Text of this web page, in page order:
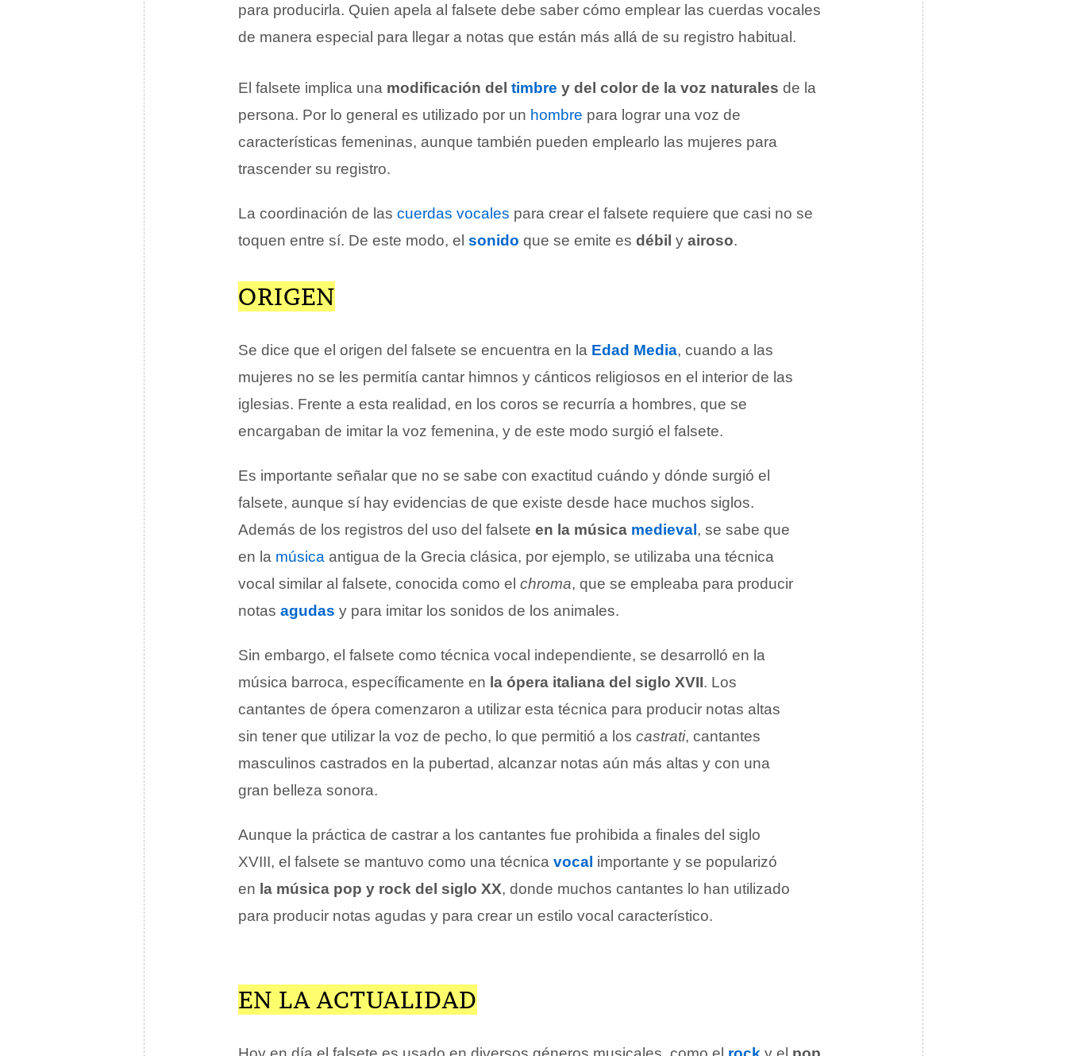
para producirla. Quien apela al falsete debe saber cómo emplear las cuerdas vocales
de manera especial para llegar a notas que están más allá de su registro habitual.
El falsete implica una modificación del timbre y del color de la voz naturales de la
persona. Por lo general es utilizado por un hombre para lograr una voz de
características femeninas, aunque también pueden emplearlo las mujeres para
trascender su registro.
La coordinación de las cuerdas vocales para crear el falsete requiere que casi no se
toquen entre sí. De este modo, el sonido que se emite es débil y airoso.
ORIGEN
Se dice que el origen del falsete se encuentra en la Edad Media, cuando a las
mujeres no se les permitía cantar himnos y cánticos religiosos en el interior de las
iglesias. Frente a esta realidad, en los coros se recurría a hombres, que se
encargaban de imitar la voz femenina, y de este modo surgió el falsete.
Es importante señalar que no se sabe con exactitud cuándo y dónde surgió el
falsete, aunque sí hay evidencias de que existe desde hace muchos siglos.
Además de los registros del uso del falsete en la música medieval, se sabe que
en la música antigua de la Grecia clásica, por ejemplo, se utilizaba una técnica
vocal similar al falsete, conocida como el chroma, que se empleaba para producir
notas agudas y para imitar los sonidos de los animales.
Sin embargo, el falsete como técnica vocal independiente, se desarrolló en la
música barroca, específicamente en la ópera italiana del siglo XVII. Los
cantantes de ópera comenzaron a utilizar esta técnica para producir notas altas
sin tener que utilizar la voz de pecho, lo que permitió a los castrati, cantantes
masculinos castrados en la pubertad, alcanzar notas aún más altas y con una
gran belleza sonora.
Aunque la práctica de castrar a los cantantes fue prohibida a finales del siglo
XVIII, el falsete se mantuvo como una técnica vocal importante y se popularizó
en la música pop y rock del siglo XX, donde muchos cantantes lo han utilizado
para producir notas agudas y para crear un estilo vocal característico.
EN LA ACTUALIDAD